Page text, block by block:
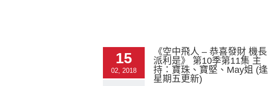
15
02, 2018
《空中飛人 – 恭喜發財 機長
派利是》 第10季第11集 主
持：寶珠、寶堅、May姐 (逢
星期五更新)